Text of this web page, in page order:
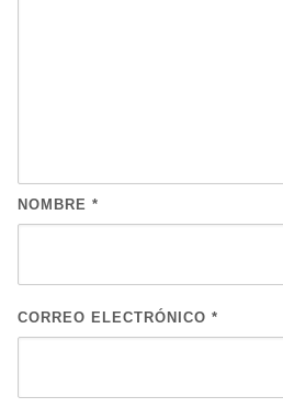
NOMBRE *
CORREO ELECTRÓNICO *